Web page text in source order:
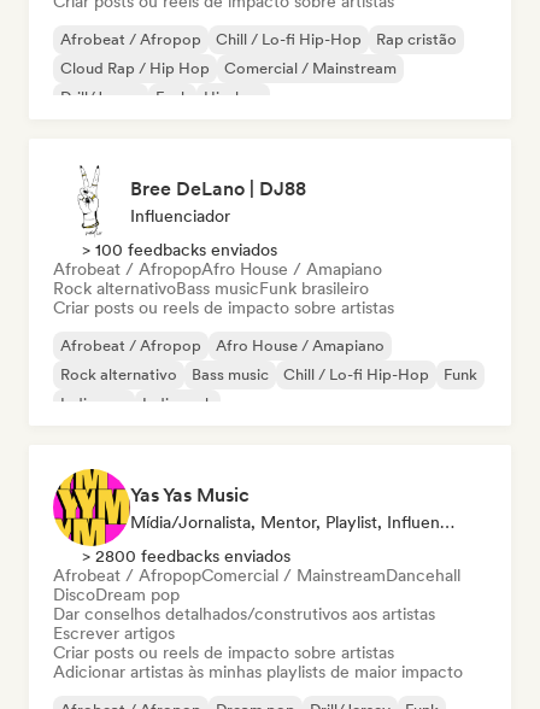
Afrobeat / Afropop Chill / Lo-fi Hip-Hop
Rap cristão
Cloud Rap / Hip Hop
Comercial / Mainstream
Drill/Jersey
Funk Hip-hop
Bree DeLano | DJ88
Influenciador
> 100 feedbacks enviados
Afrobeat / AfropopAfro House / Amapiano
Rock alternativoBass musicFunk brasileiro
Criar posts ou reels de impacto sobre artistas
Afrobeat / Afropop
Afro House / Amapiano
Rock alternativo
Bass music Chill / Lo-fi Hip-Hop
Funk
Indie pop
Indie rock
Yas Yas Music
Mídia/Jornalista, Mentor, Playlist, Influenciador
> 2800 feedbacks enviados
Afrobeat / AfropopComercial / MainstreamDancehall
DiscoDream pop
Dar conselhos detalhados/construtivos aos artistas
Escrever artigos
Criar posts ou reels de impacto sobre artistas
Adicionar artistas às minhas playlists de maior impacto